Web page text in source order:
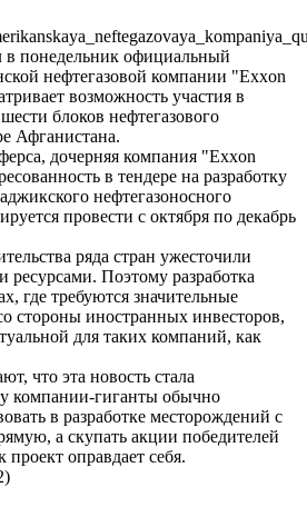
понедельник официальный
нефтегазовой компании "Exxon
возможность участия в
блоков нефтегазового
Афганистана.
дочерняя компания "Exxon
в тендере на разработку
нефтегазоносного
провести с октября по декабрь
ряда стран ужесточили
ресурсами. Поэтому разработка
где требуются значительные
стороны иностранных инвесторов,
для таких компаний, как
что эта новость стала
компании-гиганты обычно
в разработке месторождений с
а скупать акции победителей
проект оправдает себя.